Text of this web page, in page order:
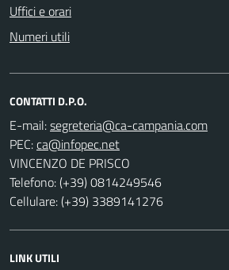
Uffici e orari
Numeri utili
CONTATTI D.P.O.
E-mail:
PEC:
VINCENZO DE PRISCO
Telefono: (+39) 0814249546
Cellulare: (+39) 3389141276
LINK UTILI